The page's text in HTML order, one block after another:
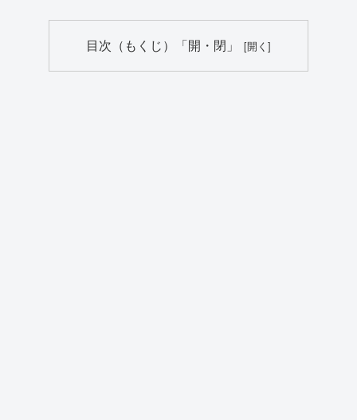
目次（もくじ）「開・閉」